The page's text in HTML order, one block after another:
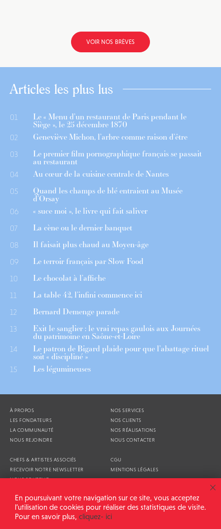
VOIR NOS BRÈVES
Articles les plus lus
01 Le « Menu d’un restaurant de Paris pendant le
Siège », le 25 décembre 1870
02 Geneviève Michon, l’arbre comme raison d’être
03 Le premier film pornographique français se passait
au restaurant
04 Au cœur de la cuisine centrale de Nantes
05 Quand les champs de blé entraient au Musée
d’Orsay
06 « suce moi », le livre qui fait saliver
07 La cène ou le dernier banquet
08 Il faisait plus chaud au Moyen-âge
09 Le terroir français par Slow Food
10 Le chocolat à l’affiche
11 La table 42, l’infini commence ici
12 Bernard Demenge parade
13 Exit le sanglier : le vrai repas gaulois aux Journées
du patrimoine en Saône-et-Loire
14 Le patron de Bigard plaide pour que l’abattage rituel
soit « discipliné »
15 Les légumineuses
À PROPOS
LES FONDATEURS
LA COMMUNAUTÉ
NOUS REJOINDRE
NOS SERVICES
NOS CLIENTS
NOS RÉALISATIONS
NOUS CONTACTER
CHEFS & ARTISTES ASSOCIÉS
RECEVOIR NOTRE NEWSLETTER
NOUS SOUTENIR
CGU
MENTIONS LÉGALES
ALIMENTATION GÉNÉRALE © 2026
En poursuivant votre navigation sur ce site, vous acceptez
l’utilisation de cookies pour réaliser des statistiques de visite.
Pour en savoir plus, cliquez- ici